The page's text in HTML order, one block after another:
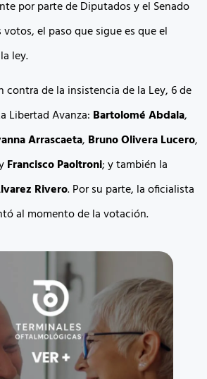
por parte de Diputados y el Senado
el paso que sigue es que el
ley.
contra de la insistencia de la Ley, 6 de
Libertad Avanza: Bartolomé Abdala,
Arrascaeta, Bruno Olivera Lucero,
Francisco Paoltroni; y también la
Rivero. Por su parte, la oficialista
al momento de la votación.